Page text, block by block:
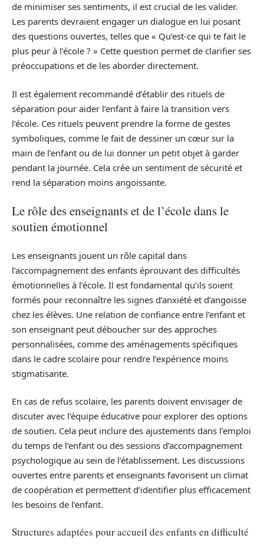
de minimiser ses sentiments, il est crucial de les valider.
Les parents devraient engager un dialogue en lui posant
des questions ouvertes, telles que « Qu’est-ce qui te fait le
plus peur à l’école ? » Cette question permet de clarifier ses
préoccupations et de les aborder directement.
Il est également recommandé d’établir des rituels de
séparation pour aider l’enfant à faire la transition vers
l’école. Ces rituels peuvent prendre la forme de gestes
symboliques, comme le fait de dessiner un cœur sur la
main de l’enfant ou de lui donner un petit objet à garder
pendant la journée. Cela crée un sentiment de sécurité et
rend la séparation moins angoissante.
Le rôle des enseignants et de l’école dans le
soutien émotionnel
Les enseignants jouent un rôle capital dans
l’accompagnement des enfants éprouvant des difficultés
émotionnelles à l’école. Il est fondamental qu’ils soient
formés pour reconnaître les signes d’anxiété et d’angoisse
chez les élèves. Une relation de confiance entre l’enfant et
son enseignant peut déboucher sur des approches
personnalisées, comme des aménagements spécifiques
dans le cadre scolaire pour rendre l’expérience moins
stigmatisante.
En cas de refus scolaire, les parents doivent envisager de
discuter avec l’équipe éducative pour explorer des options
de soutien. Cela peut inclure des ajustements dans l’emploi
du temps de l’enfant ou des sessions d’accompagnement
psychologique au sein de l’établissement. Les discussions
ouvertes entre parents et enseignants favorisent un climat
de coopération et permettent d’identifier plus efficacement
les besoins de l’enfant.
Structures adaptées pour accueil des enfants en difficulté